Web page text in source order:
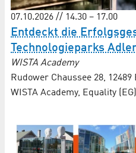
07.10.2026 // 14.30 – 17.00
Entdeckt die
Technologieparks
WISTA Academy
Rudower Chaussee 28,
WISTA Academy, Equality (EG)